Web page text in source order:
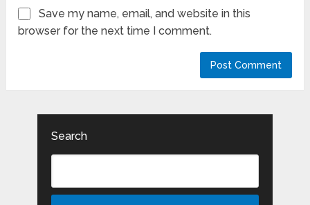
Save my name, email, and website in this
browser for the next time I comment.
Search